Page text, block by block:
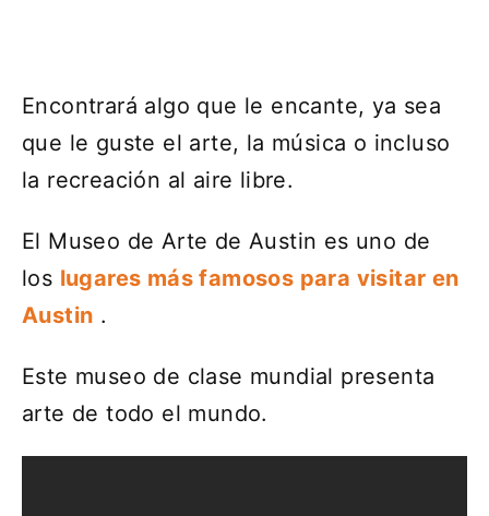
Encontrará algo que le encante, ya sea
que le guste el arte, la música o incluso
la recreación al aire libre.
El Museo de Arte de Austin es uno de
los lugares más famosos para visitar en
Austin .
Este museo de clase mundial presenta
arte de todo el mundo.